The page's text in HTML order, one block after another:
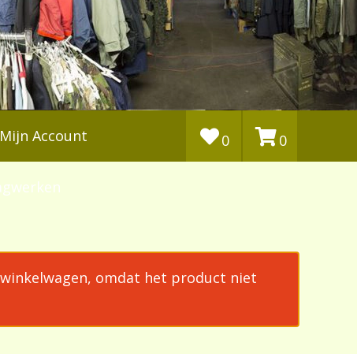
Mijn Account 0 0
omdat het product niet